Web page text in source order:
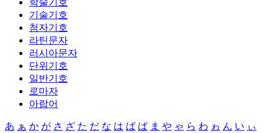
학술기호
기술기호
첨자기호
라틴문자
러시아문자
단위기호
일반기호
로마자
아랍어
あ ぁ か が さ ざ た だ な は ば ぱ ま や ゃ ら わ ゎ ん い ぃ